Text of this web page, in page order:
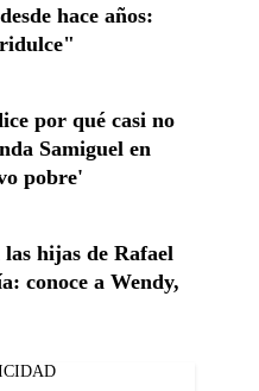
hace años:
por qué casi no
Samiguel en
pobre'
las hijas de Rafael
conoce a Wendy,